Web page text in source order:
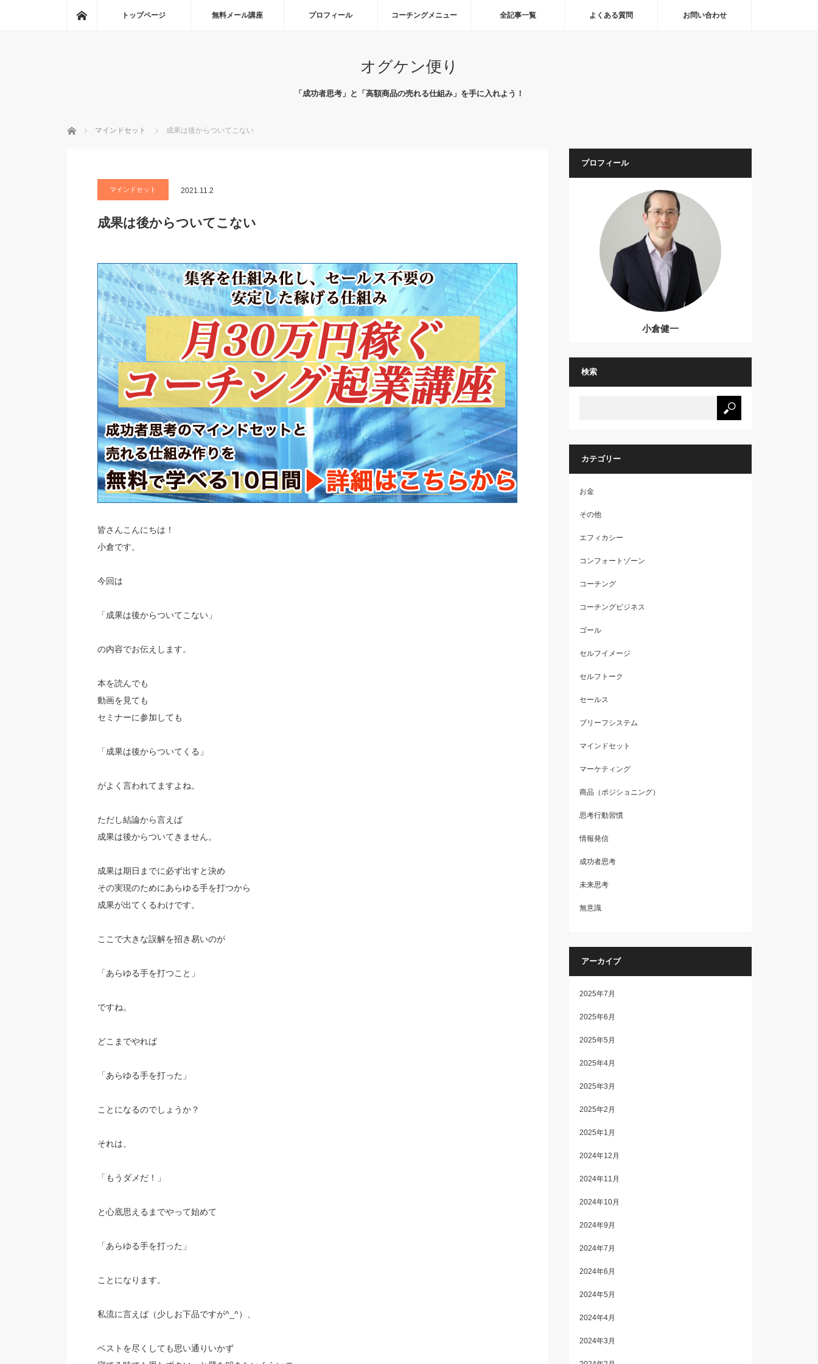
ホームトップページ 無料メール講座 プロフィール コーチングメニュー 全記事一覧 よくある質問 お問い合わせ
オグケン便り
「成功者思考」と「高額商品の売れる仕組み」を手に入れよう！
ホーム マインドセット 成果は後からついてこない
マインドセット 2021.11.2
成果は後からついてこない
皆さんこんにちは！
小倉です。
今回は
「成果は後からついてこない」
の内容でお伝えします。
本を読んでも
動画を見ても
セミナーに参加しても
「成果は後からついてくる」
がよく言われてますよね。
ただし結論から言えば
成果は後からついてきません。
成果は期日までに必ず出すと決め
その実現のためにあらゆる手を打つから
成果が出てくるわけです。
ここで大きな誤解を招き易いのが
「あらゆる手を打つこと」
ですね。
どこまでやれば
「あらゆる手を打った」
ことになるのでしょうか？
それは、
「もうダメだ！」
と心底思えるまでやって始めて
「あらゆる手を打った」
ことになります。
私流に言えば（少しお下品ですが^_^）、
ベストを尽くしても思い通りいかず
プロフィール
小倉健一
検索
カテゴリー
お金
その他
エフィカシー
コンフォートゾーン
コーチング
コーチングビジネス
ゴール
セルフイメージ
セルフトーク
セールス
ブリーフシステム
マインドセット
マーケティング
商品（ポジショニング）
思考行動習慣
情報発信
成功者思考
未来思考
無意識
アーカイブ
2025年7月
2025年6月
2025年5月
2025年4月
2025年3月
2025年2月
2025年1月
2024年12月
2024年11月
2024年10月
2024年9月
2024年7月
2024年6月
2024年5月
2024年4月
2024年3月